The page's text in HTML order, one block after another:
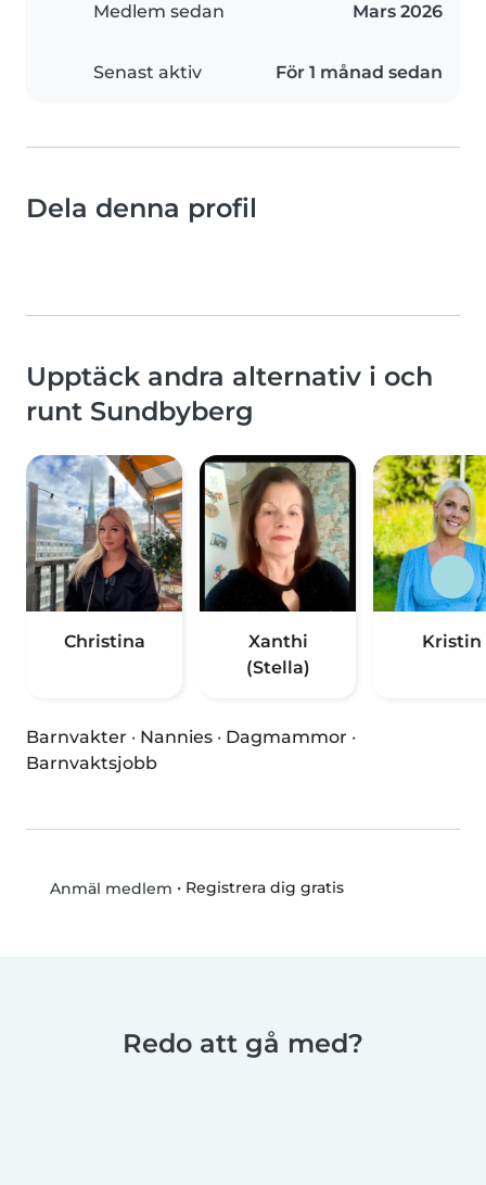
Medlem sedan Mars 2026
Senast aktiv För 1 månad sedan
Dela denna profil
Upptäck andra alternativ i och
runt Sundbyberg
Christina
Xanthi
(Stella)
Kristin
Barnvakter · Nannies · Dagmammor ·
Barnvaktsjobb
Anmäl medlem • Registrera dig gratis
Redo att gå med?